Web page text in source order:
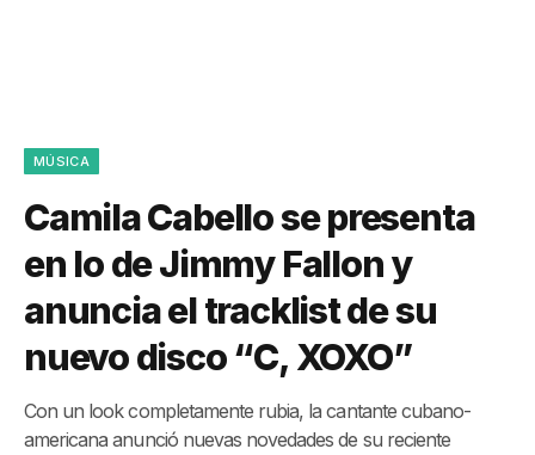
MÚSICA
Camila Cabello se presenta
en lo de Jimmy Fallon y
anuncia el tracklist de su
nuevo disco “C, XOXO”
Con un look completamente rubia, la cantante cubano-
americana anunció nuevas novedades de su reciente